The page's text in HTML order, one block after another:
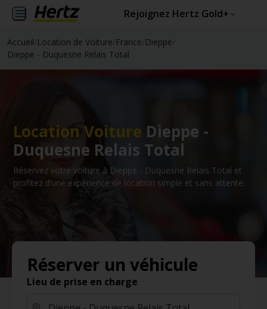
Rejoignez Hertz Gold+
Accueil Location de Voiture France Dieppe
Dieppe - Duquesne Relais Total
Location Voiture Dieppe -
Duquesne Relais Total
Réservez votre voiture à Dieppe - Duquesne Relais Total et
profitez d’une expérience de location simple et sans attente.
Réserver un véhicule
Lieu de prise en charge